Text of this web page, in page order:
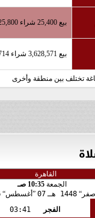
بيع 25,400 شراء 25,800
بيع 3,628,571 شراء 3,685,714
تختلف بين منطقة وأخرى
الجمعة 10:35 صـ
صفر 1448 هـ 07 أغسطس
الفجر
03:41